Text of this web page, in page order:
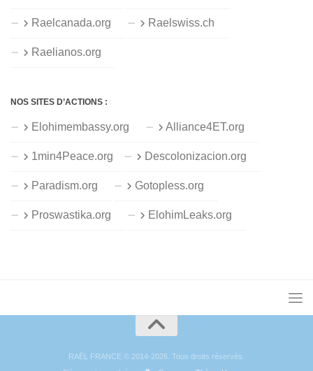
Raelcanada.org Raelswiss.ch
Raelianos.org
NOS SITES D’ACTIONS :
Elohimembassy.org Alliance4ET.org
1min4Peace.org Descolonizacion.org
Paradism.org Gotopless.org
Proswastika.org ElohimLeaks.org
RAËL FRANCE © 2014-2026. Tous droits réservés.